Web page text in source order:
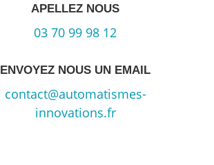
APELLEZ NOUS
03 70 99 98 12
ENVOYEZ NOUS UN EMAIL
contact@automatismes-
innovations.fr